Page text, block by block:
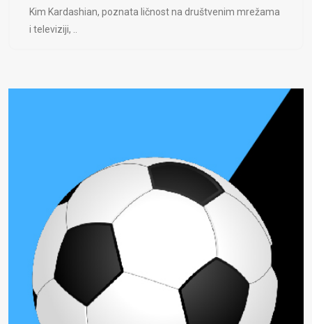
Kim Kardashian, poznata ličnost na društvenim mrežama
i televiziji, ..